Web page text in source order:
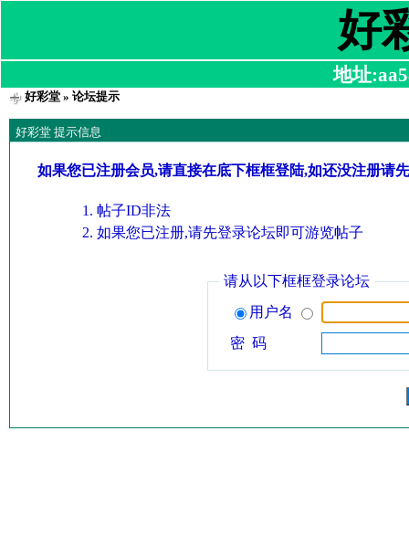
好
地址
好彩堂» 论坛提示
好彩堂 提示信息
如果您已注册会员,请直接在底下框框登陆,如还没注册请
帖子ID非法
如果您已注册,请先登录论坛即可游览帖子
请从以下框框登录论坛
用户名
密 码